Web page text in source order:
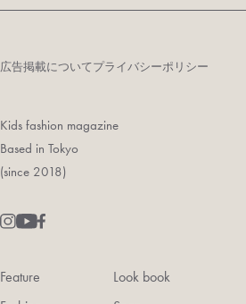
広告掲載についてプライバシーポリシー
Kids fashion magazine
Based in Tokyo
(since 2018)
Feature
Look book